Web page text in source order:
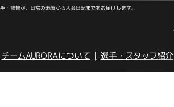
監督が、日常の素顔から大会日記までをお届けします。
チームAURORAについて 選手・スタッフ紹介